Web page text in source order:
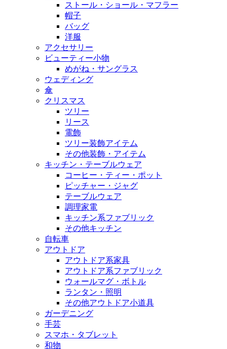
ストール・ショール・マフラー
帽子
バッグ
洋服
アクセサリー
ビューティー小物
めがね・サングラス
ウェディング
傘
クリスマス
ツリー
リース
電飾
ツリー装飾アイテム
その他装飾・アイテム
キッチン・テーブルウェア
コーヒー・ティー・ポット
ピッチャー・ジャグ
テーブルウェア
調理家電
キッチン系ファブリック
その他キッチン
自転車
アウトドア
アウトドア系家具
アウトドア系ファブリック
ウォールマグ・ボトル
ランタン・照明
その他アウトドア小道具
ガーデニング
手芸
スマホ・タブレット
和物